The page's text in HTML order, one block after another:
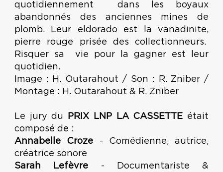
quotidiennement dans les boyaux
abandonnés des anciennes mines de
plomb. Leur eldorado est la vanadinite,
pierre rouge prisée des collectionneurs.
Risquer sa vie pour la gagner est leur
quotidien.
Image : H. Outarahout / Son : R. Zniber /
Montage : H. Outarahout & R. Zniber
Le jury du PRIX LNP LA CASSETTE était
composé de :
Annabelle Croze - Comédienne, autrice,
créatrice sonore
Sarah Lefèvre - Documentariste &